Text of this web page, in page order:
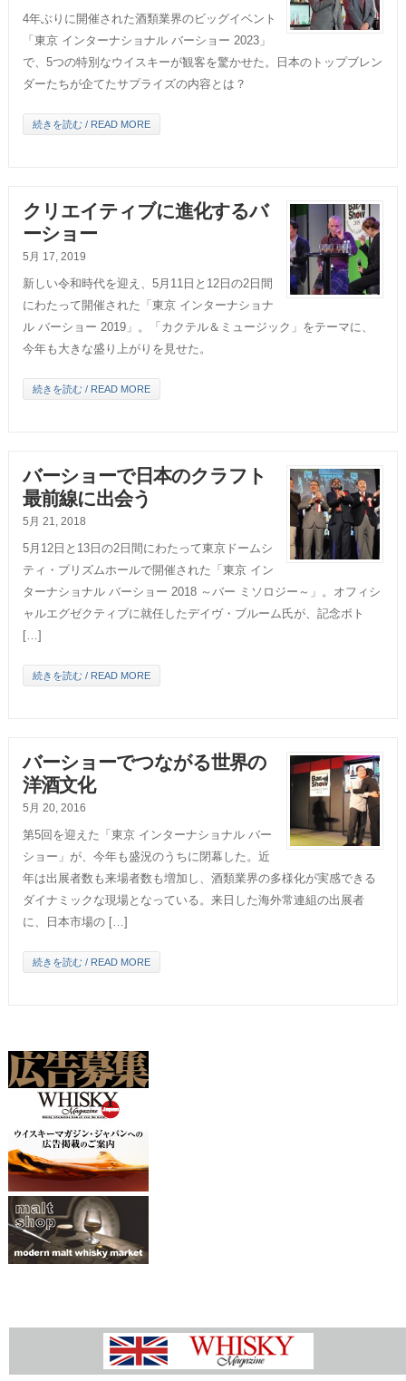
4年ぶりに開催された酒類業界のビッグイベント
「東京 インターナショナル バーショー 2023」
で、5つの特別なウイスキーが観客を驚かせた。日本のトップブレン
ダーたちが企てたサプライズの内容とは？
続きを読む / READ MORE
クリエイティブに進化するバ
ーショー
5月 17, 2019
新しい令和時代を迎え、5月11日と12日の2日間
にわたって開催された「東京 インターナショナ
ル バーショー 2019」。「カクテル＆ミュージック」をテーマに、
今年も大きな盛り上がりを見せた。
続きを読む / READ MORE
バーショーで日本のクラフト
最前線に出会う
5月 21, 2018
5月12日と13日の2日間にわたって東京ドームシ
ティ・プリズムホールで開催された「東京 イン
ターナショナル バーショー 2018 ～バー ミソロジー～」。オフィシ
ャルエグゼクティブに就任したデイヴ・ブルーム氏が、記念ボト
[…]
続きを読む / READ MORE
バーショーでつながる世界の
洋酒文化
5月 20, 2016
第5回を迎えた「東京 インターナショナル バー
ショー」が、今年も盛況のうちに閉幕した。近
年は出展者数も来場者数も増加し、酒類業界の多様化が実感できる
ダイナミックな現場となっている。来日した海外常連組の出展者
に、日本市場の […]
続きを読む / READ MORE